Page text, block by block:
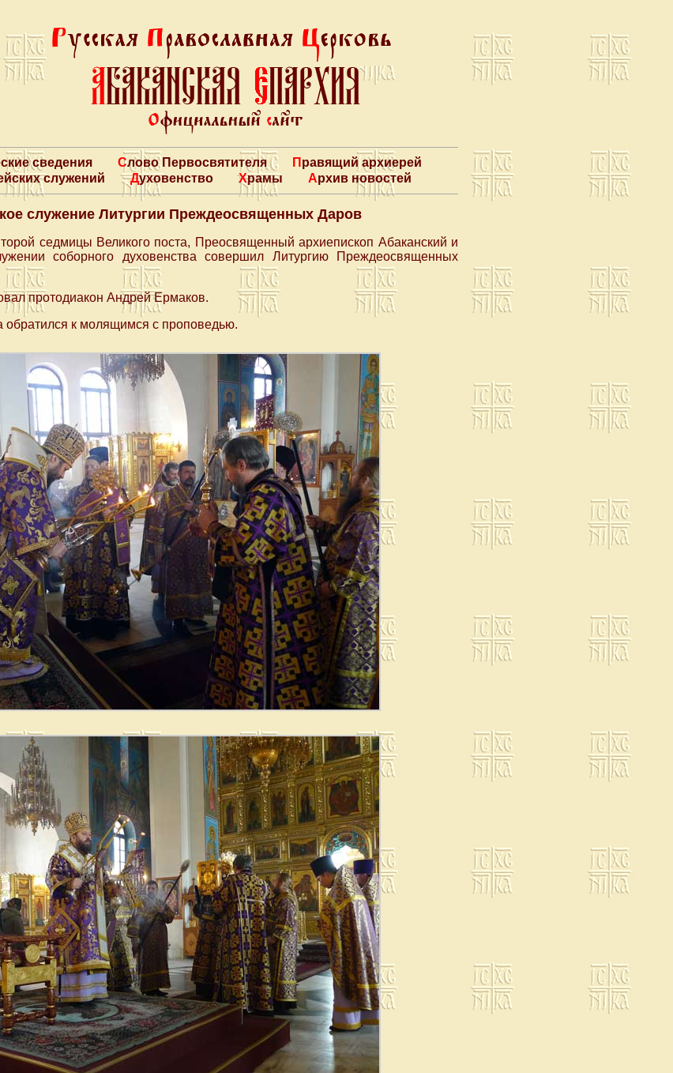
сведения Слово Первосвятителя
Правящий архиерей
служений
Духовенство Храмы Архив новостей
служение Литургии Преждеосвященных Даров
седмицы Великого поста, Преосвященный архиепископ Абаканский и
соборного духовенства совершил Литургию Преждеосвященных
протодиакон Андрей Ермаков.
обратился к молящимся с проповедью.